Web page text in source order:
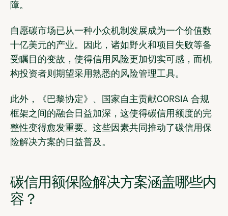
障。
自愿碳市场已从一种小众机制发展成为一个价值数
十亿美元的产业。因此，诸如野火和项目失败等备
受瞩目的变故，使得信用风险更加切实可感，而机
构投资者则期望采用熟悉的风险管理工具。
此外，《巴黎协定》、国家自主贡献CORSIA 合规
框架之间的融合日益加深，这使得碳信用额度的完
整性变得愈发重要。这些因素共同推动了碳信用保
险解决方案的日益普及。
碳信用额保险解决方案涵盖哪些内
容？